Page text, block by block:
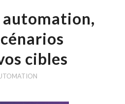
cibles